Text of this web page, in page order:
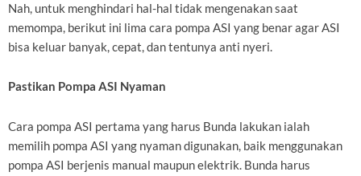
Nah, untuk menghindari hal-hal tidak mengenakan saat
memompa, berikut ini lima cara pompa ASI yang benar agar ASI
bisa keluar banyak, cepat, dan tentunya anti nyeri.
Pastikan Pompa ASI Nyaman
Cara pompa ASI pertama yang harus Bunda lakukan ialah
memilih pompa ASI yang nyaman digunakan, baik menggunakan
pompa ASI berjenis manual maupun elektrik. Bunda harus